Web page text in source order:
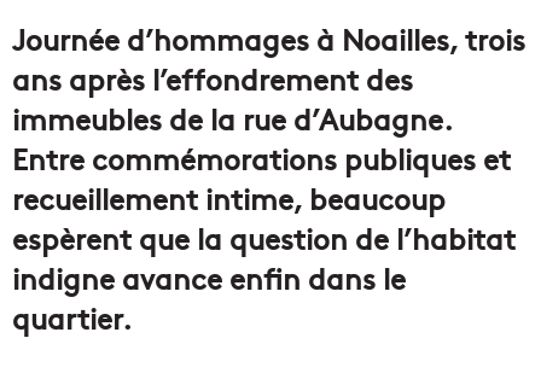
Journée d’hommages à Noailles, trois
ans après l’effondrement des
immeubles de la rue d’Aubagne.
Entre commémorations publiques et
recueillement intime, beaucoup
espèrent que la question de l’habitat
indigne avance enfin dans le
quartier.